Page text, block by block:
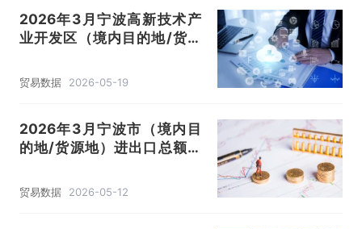
2026年3月宁波高新技术产
业开发区（境内目的地/货源
统计分析
贸易数据 2026-05-19
2026年3月宁波市（境内目
的地/货源地）进出口总额及
贸易数据 2026-05-12